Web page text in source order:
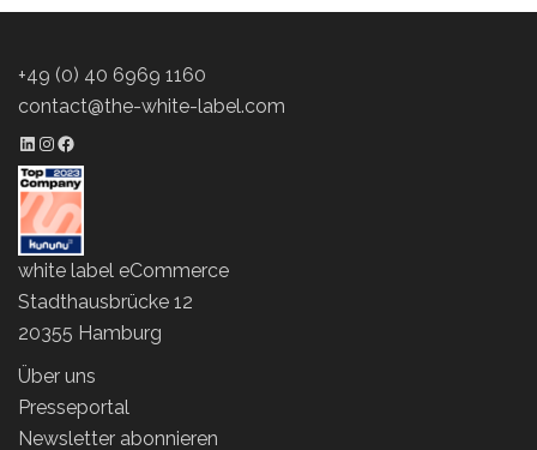
+49 (0) 40 6969 1160
contact@the-white-label.com
LinkedIn Profil
Instagram Profil
Facebook Profil
white label eCommerce
Stadthausbrücke 12
20355 Hamburg
Über uns
Presseportal
Newsletter abonnieren